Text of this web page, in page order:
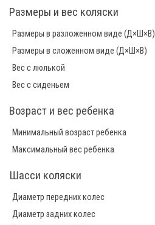
Размеры и вес коляски
Размеры в разложенном виде (Д×Ш×В)
Размеры в сложенном виде (Д×Ш×В)
Вес с люлькой
Вес с сиденьем
Возраст и вес ребенка
Минимальный возраст ребенка
Максимальный вес ребенка
Шасси коляски
Диаметр передних колес
Диаметр задних колес